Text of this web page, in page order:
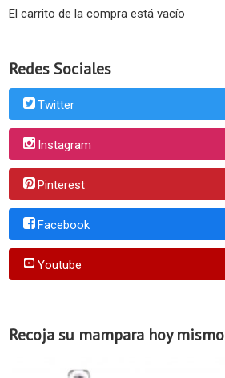
El carrito de la compra está vacío
Redes Sociales
Twitter
Instagram
Pinterest
Facebook
Youtube
Recoja su mampara hoy mismo